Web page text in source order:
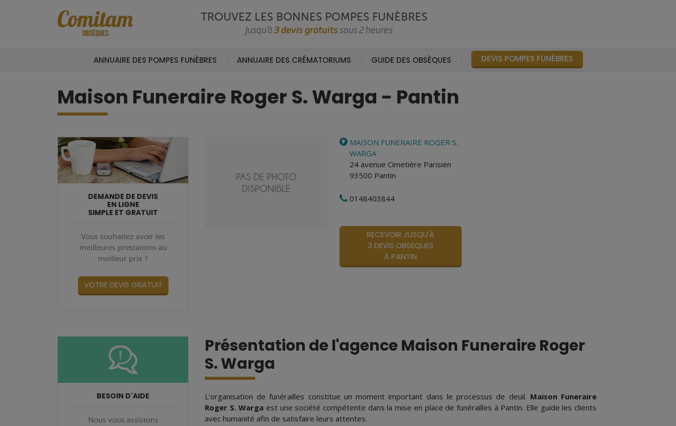
TROUVEZ LES BONNES POMPES FUNÈBRES
Jusqu’à3 devis gratuitssous 2 heures
ANNUAIRE DES POMPES FUNÈBRES ANNUAIRE DES CRÉMATORIUMS GUIDE DES OBSÈQUES DEVIS POMPES FUNÈBRES
Maison Funeraire Roger S. Warga - Pantin
MAISON FUNERAIRE ROGER S.
WARGA
24 avenue Cimetière Parisien
93500 Pantin
0148403844
RECEVOIR JUSQU'À
3 DEVIS OBSÈQUES
À PANTIN
Présentation de l'agence Maison Funeraire Roger
S. Warga
L'organisation de funérailles constitue un moment important dans le processus de deuil. Maison Funeraire
Roger S. Warga est une société compétente dans la mise en place de funérailles à Pantin. Elle guide les clients
avec humanité afin de satisfaire leurs attentes.
DEMANDE DE DEVIS
EN LIGNE
SIMPLE ET GRATUIT
Vous souhaitez avoir les
meilleures prestations au
meilleur prix ?
VOTRE DEVIS GRATUIT
BESOIN D'AIDE
Nous vous assistons